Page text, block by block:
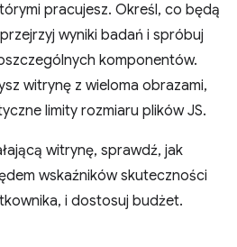
pracujesz. Określ, co będą
wyniki badań i spróbuj
komponentów.
witrynę z wieloma obrazami,
limity rozmiaru plików JS.
witrynę, sprawdź, jak
wskaźników skuteczności
i dostosuj budżet.